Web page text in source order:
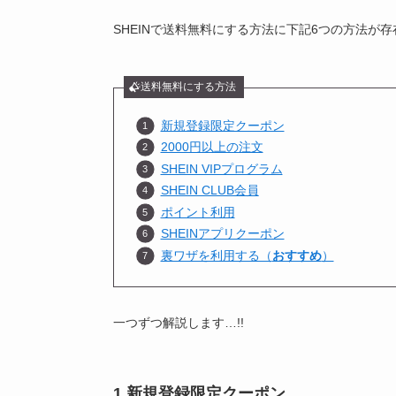
SHEINで送料無料にする方法に下記6つの方法が存
送料無料にする方法
新規登録限定クーポン
2000円以上の注文
SHEIN VIPプログラム
SHEIN CLUB会員
ポイント利用
SHEINアプリクーポン
裏ワザを利用する（おすすめ）
一つずつ解説します…!!